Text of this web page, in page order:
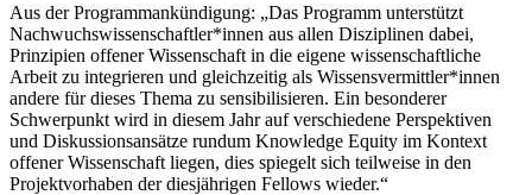
Aus der Programmankündigung: „Das Programm unterstützt
Nachwuchswissenschaftler*innen aus allen Disziplinen dabei,
Prinzipien offener Wissenschaft in die eigene wissenschaftliche
Arbeit zu integrieren und gleichzeitig als Wissensvermittler*innen
andere für dieses Thema zu sensibilisieren. Ein besonderer
Schwerpunkt wird in diesem Jahr auf verschiedene Perspektiven
und Diskussionsansätze rundum Knowledge Equity im Kontext
offener Wissenschaft liegen, dies spiegelt sich teilweise in den
Projektvorhaben der diesjährigen Fellows wieder.“